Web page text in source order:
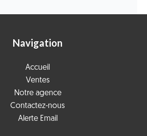
Navigation
Accueil
Ventes
Notre agence
Contactez-nous
Alerte Email